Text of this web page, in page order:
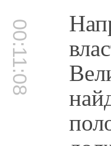
00:11:08